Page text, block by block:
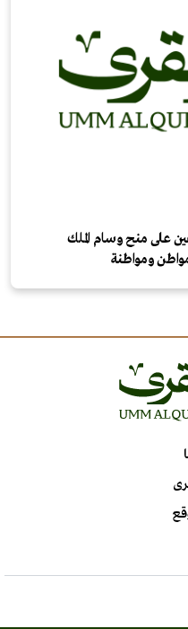
على منح وسام الملك